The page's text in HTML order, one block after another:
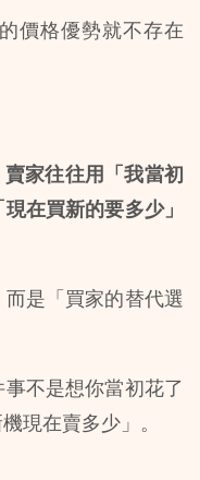
價格優勢就不存在
賣家往往用「我當初
在買新的要多少」
是「買家的替代選
不是想你當初花了
現在賣多少」。